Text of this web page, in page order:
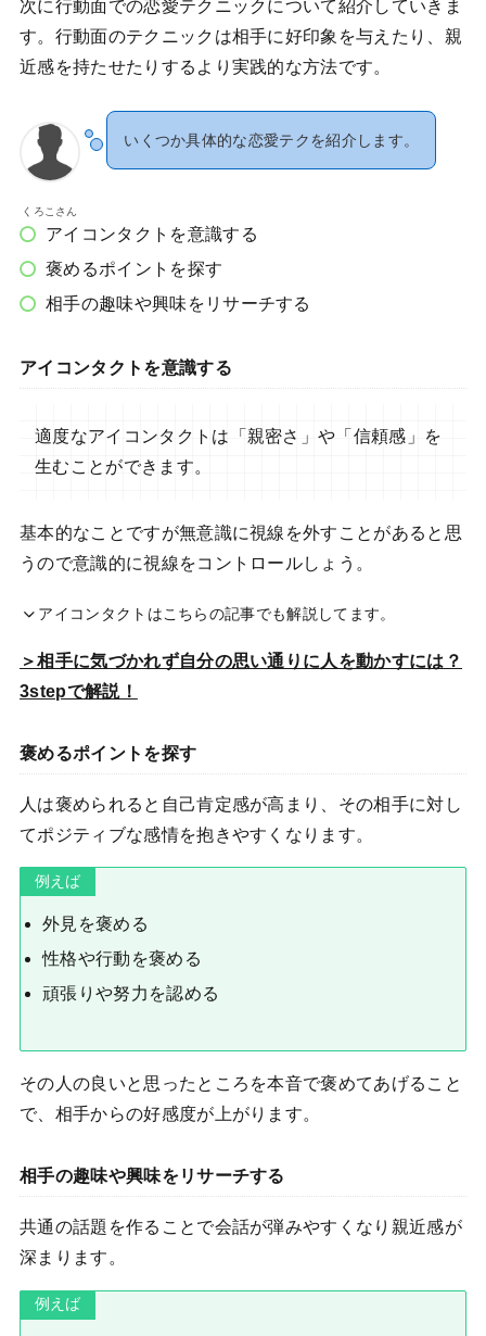
次に行動面での恋愛テクニックについて紹介していきま
す。行動面のテクニックは相手に好印象を与えたり、親
近感を持たせたりするより実践的な方法です。
くろこさん
いくつか具体的な恋愛テクを紹介します。
アイコンタクトを意識する
褒めるポイントを探す
相手の趣味や興味をリサーチする
アイコンタクトを意識する
適度なアイコンタクトは「親密さ」や「信頼感」を
生むことができます。
基本的なことですが無意識に視線を外すことがあると思
うので意識的に視線をコントロールしょう。
アイコンタクトはこちらの記事でも解説してます。
＞相手に気づかれず自分の思い通りに人を動かすには？
3stepで解説！
褒めるポイントを探す
人は褒められると自己肯定感が高まり、その相手に対し
てポジティブな感情を抱きやすくなります。
例えば
外見を褒める
性格や行動を褒める
頑張りや努力を認める
その人の良いと思ったところを本音で褒めてあげること
で、相手からの好感度が上がります。
相手の趣味や興味をリサーチする
共通の話題を作ることで会話が弾みやすくなり親近感が
深まります。
例えば